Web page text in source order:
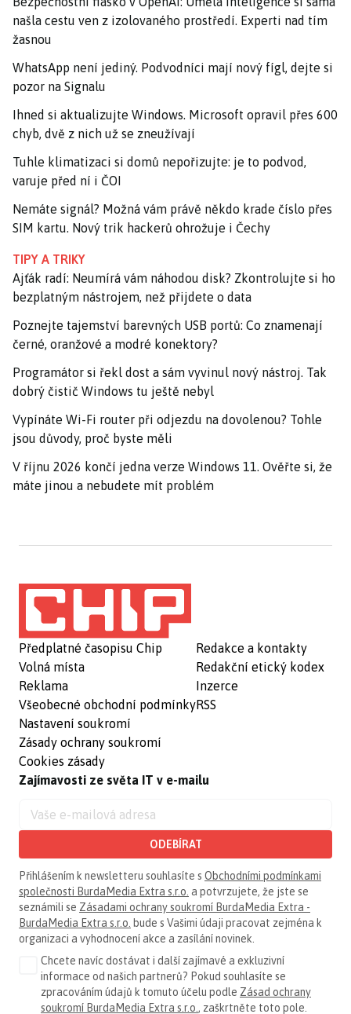
našla cestu ven z izolovaného prostředí. Experti nad tím
žasnou
WhatsApp není jediný. Podvodníci mají nový fígl, dejte si
pozor na Signalu
Ihned si aktualizujte Windows. Microsoft opravil přes 600
chyb, dvě z nich už se zneužívají
Tuhle klimatizaci si domů nepořizujte: je to podvod,
varuje před ní i ČOI
Nemáte signál? Možná vám právě někdo krade číslo přes
SIM kartu. Nový trik hackerů ohrožuje i Čechy
TIPY A TRIKY
Ajťák radí: Neumírá vám náhodou disk? Zkontrolujte si ho
bezplatným nástrojem, než přijdete o data
Poznejte tajemství barevných USB portů: Co znamenají
černé, oranžové a modré konektory?
Programátor si řekl dost a sám vyvinul nový nástroj. Tak
dobrý čistič Windows tu ještě nebyl
Vypínáte Wi-Fi router při odjezdu na dovolenou? Tohle
jsou důvody, proč byste měli
V říjnu 2026 končí jedna verze Windows 11. Ověřte si, že
máte jinou a nebudete mít problém
Předplatné časopisu Chip
Volná místa
Reklama
Všeobecné obchodní podmínky
Nastavení soukromí
Zásady ochrany soukromí
Cookies zásady
Redakce a kontakty
Redakční etický kodex
Inzerce
RSS
Zajímavosti ze světa IT v e-mailu
ODEBÍRAT
Přihlášením k newsletteru souhlasíte s Obchodními podmínkami
společnosti BurdaMedia Extra s.r.o. a potvrzujete, že jste se
seznámili se Zásadami ochrany soukromí BurdaMedia Extra -
BurdaMedia Extra s.r.o. bude s Vašimi údaji pracovat zejména k
organizaci a vyhodnocení akce a zasílání novinek.
Chcete navíc dostávat i další zajímavé a exkluzivní
informace od našich partnerů? Pokud souhlasíte se
zpracováním údajů k tomuto účelu podle Zásad ochrany
soukromí BurdaMedia Extra s.r.o., zaškrtněte toto pole.